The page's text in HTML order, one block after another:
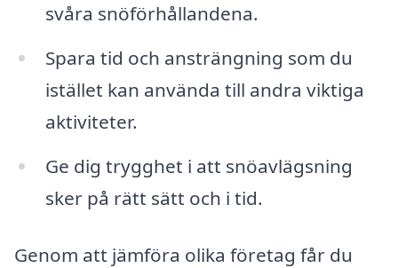
svåra snöförhållandena.
Spara tid och ansträngning som du
istället kan använda till andra viktiga
aktiviteter.
Ge dig trygghet i att snöavlägsning
sker på rätt sätt och i tid.
Genom att jämföra olika företag får du